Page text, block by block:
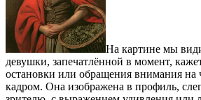
На картине мы
девушки, запечатлённой в момент,
остановки или обращения внимания на
кадром. Она изображена в профиль,